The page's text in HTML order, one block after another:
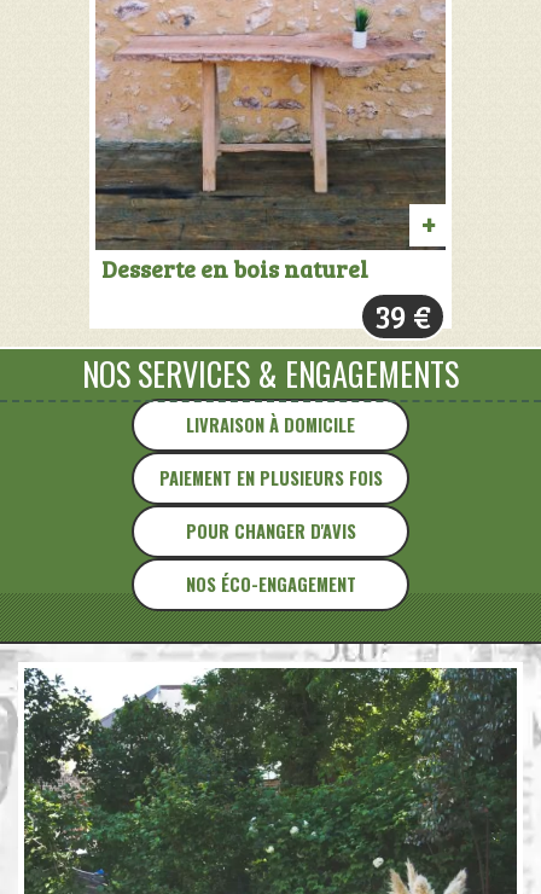
PANIER
Desserte en bois naturel
39 €
LIVRAISON À DOMICILE
PAIEMENT EN PLUSIEURS FOIS
NOS SERVICES & ENGAGEMENTS
POUR CHANGER D'AVIS
NOS ÉCO-ENGAGEMENT